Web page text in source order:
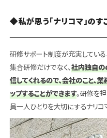
◆私が思う「ナリコマ」のす
研修サポート制度が充実している
集合研修だけでなく、 社内独自の
信してくれるので、会社のこと、
ップすることができます。研修を
員一人ひとりを大切にするナリコ